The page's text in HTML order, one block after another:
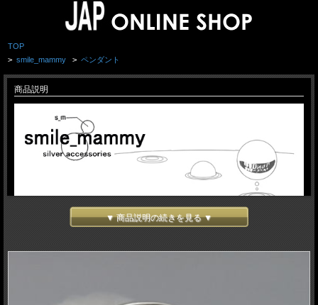
TOP
> smile_mammy > ペンダント
商品説明
smile_mammy - スマイルマミー -
「どうせ創るなら他には無いものを そして自分が楽しめるものを」を信念とし、
smile_mammyhttps://sm-silver.com/
▼ 商品説明の続きを見る ▼